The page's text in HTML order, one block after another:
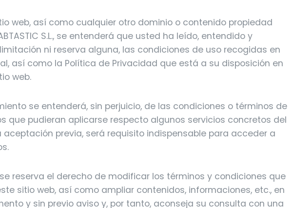
web, así como cualquier otro dominio o contenido propiedad
S.L., se entenderá que usted ha leído, entendido y
ni reserva alguna, las condiciones de uso recogidas en
así como la Política de Privacidad que está a su disposición en
web.
se entenderá, sin perjuicio, de las condiciones o términos de
que pudieran aplicarse respecto algunos servicios concretos del
aceptación previa, será requisito indispensable para acceder a
se reserva el derecho de modificar los términos y condiciones que
sitio web, así como ampliar contenidos, informaciones, etc., en
y sin previo aviso y, por tanto, aconseja su consulta con una